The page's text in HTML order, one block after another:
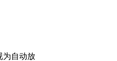
为自动放